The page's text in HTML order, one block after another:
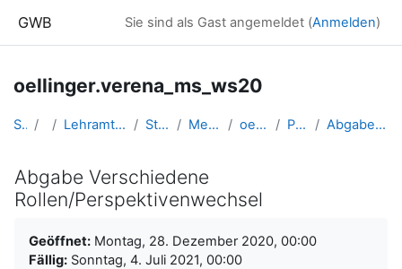
GWB Sie sind als Gast angemeldet (Anmelden)
oellinger.verena_ms_ws20
Startseite Kurse Lehramtsausbildung GW im Cluster Österreich Mitte Studentische Lernkurse Methodik der NMS - 2020 WS oellinger.verena_ms_ws20 Perspektivenwechsel Abgabe Verschiedene Rollen/Perspektivenwechsel
Abgabe Verschiedene
Rollen/Perspektivenwechsel
Geöffnet: Montag, 28. Dezember 2020, 00:00
Fällig: Sonntag, 4. Juli 2021, 00:00